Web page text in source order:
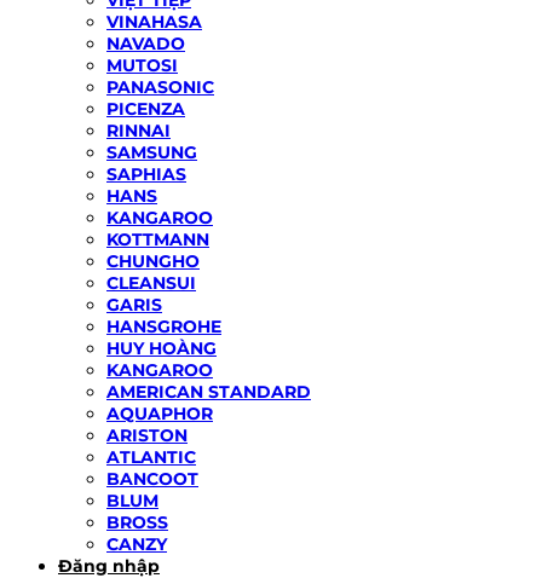
VINAHASA
NAVADO
MUTOSI
PANASONIC
PICENZA
RINNAI
SAMSUNG
SAPHIAS
HANS
KANGAROO
KOTTMANN
CHUNGHO
CLEANSUI
GARIS
HANSGROHE
HUY HOÀNG
KANGAROO
AMERICAN STANDARD
AQUAPHOR
ARISTON
ATLANTIC
BANCOOT
BLUM
BROSS
CANZY
Đăng nhập